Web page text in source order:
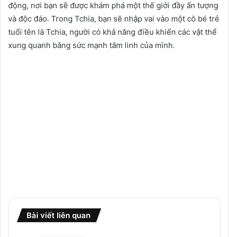
động, nơi bạn sẽ được khám phá một thế giới đầy ấn tượng
và độc đáo. Trong Tchia, bạn sẽ nhập vai vào một cô bé trẻ
tuổi tên là Tchia, người có khả năng điều khiển các vật thể
xung quanh bằng sức mạnh tâm linh của mình.
Bài viết liên quan